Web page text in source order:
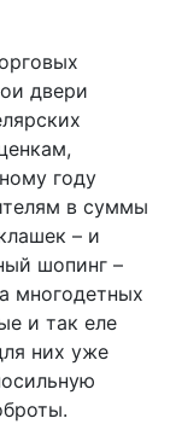
двери
году
в суммы
– и
шопинг –
многодетных
и так еле
них уже